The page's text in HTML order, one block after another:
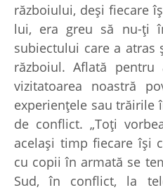
războiului, deşi fiecare
lui, era greu să nu-ţi
subiectului care a
războiul. Aflată
vizitatoarea noastră
experienţele sau trăirile
de conflict. „Toţi
acelaşi timp fiecare îşi
cu copii în armată se
Sud, în conflict, la